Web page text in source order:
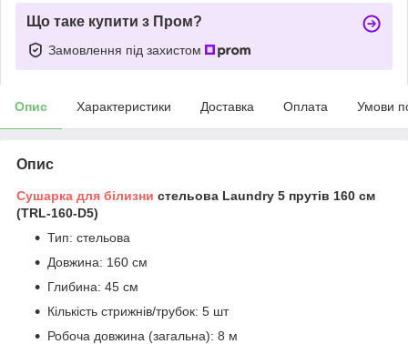
Що таке купити з Пром?
Замовлення під захистом
Опис Характеристики Доставка Оплата Умови
Опис
Сушарка для білизни стельова Laundry 5 прутів 160 см
(TRL-160-D5)
Тип: стельова
Довжина: 160 см
Глибина: 45 см
Кількість стрижнів/трубок: 5 шт
Робоча довжина (загальна): 8 м